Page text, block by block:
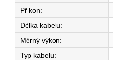
Příkon:
Délka kabelu:
Měrný výkon:
Typ kabelu: